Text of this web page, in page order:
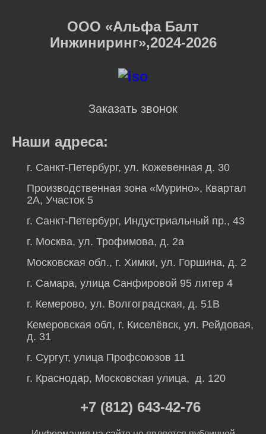
ООО «Альфа Балт
Инжиниринг»,2024-2026
Заказать звонок
Наши адреса:
г. Санкт-Петербург, ул. Кожевенная д. 30
Производственная зона «Мурино», Квартал
2А, Участок 5
г. Санкт-Петербург, Индустриальный пр., 43
г. Москва, ул. Трофимова, д. 2а
Московская обл., г. Химки, ул. Горшина, д. 2
г. Самара, улица Санфировой 95 литер 4
г. Кемерово, ул. Волгоградская, д. 51В
Кемеровская обл, г. Киселёвск, ул. Рейдовая,
д. 31
г. Сургут, улица Профсоюзов 11
г. Краснодар, Московская улица, д. 120
+7 (812) 643-42-76